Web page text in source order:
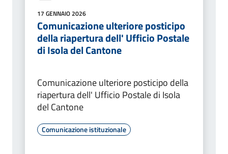
17 GENNAIO 2026
Comunicazione ulteriore posticipo
della riapertura dell' Ufficio Postale
di Isola del Cantone
Comunicazione ulteriore posticipo della
riapertura dell' Ufficio Postale di Isola
del Cantone
Comunicazione istituzionale